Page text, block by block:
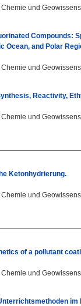
und
Compounds:
Ocean, and Polar
und
Reactivity,
und
Ketonhydrierung.
und
of a pollutant
und